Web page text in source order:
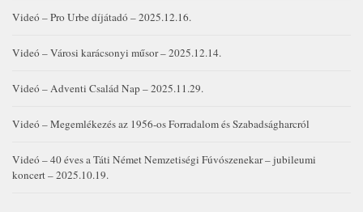
Videó – Pro Urbe díjátadó – 2025.12.16.
Videó – Városi karácsonyi műsor – 2025.12.14.
Videó – Adventi Család Nap – 2025.11.29.
Videó – Megemlékezés az 1956-os Forradalom és Szabadságharcról
Videó – 40 éves a Táti Német Nemzetiségi Fúvószenekar – jubileumi
koncert – 2025.10.19.